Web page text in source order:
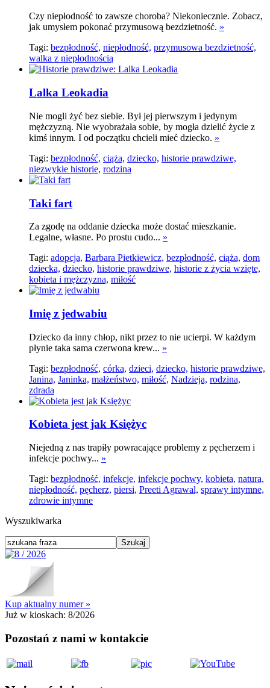
Czy niepłodność to zawsze choroba? Niekoniecznie. Zobacz,
jak umysłem pokonać przymusową bezdzietność. »
Tagi: bezpłodność, niepłodność, przymusowa bezdzietność,
walka z niepłodnością
Lalka Leokadia
Nie mogli żyć bez siebie. Był jej pierwszym i jedynym
mężczyzną. Nie wyobrażała sobie, by mogła dzielić życie z
kimś innym. I od początku chcieli mieć dziecko. »
Tagi: bezpłodność, ciąża, dziecko, historie prawdziwe,
niezwykłe historie, rodzina
Taki fart
Za zgodę na oddanie dziecka może dostać mieszkanie.
Legalne, własne. Po prostu cudo... »
Tagi: adopcja, Barbara Pietkiewicz, bezpłodność, ciąża, dom
dziecka, dziecko, historie prawdziwe, historie z życia wzięte,
kobieta i mężczyzna, miłość
Imię z jedwabiu
Dziecko da inny chłop, nikt przez to nie ucierpi. W każdym
płynie taka sama czerwona krew... »
Tagi: bezpłodność, córka, dzieci, dziecko, historie prawdziwe,
Janina, Janinka, małżeństwo, miłość, Nadzieja, rodzina,
zdrada
Kobieta jest jak Księżyc
Niejedną z nas trapiły powracające problemy z pęcherzem i
infekcje pochwy... »
Tagi: bezpłodność, infekcje, infekcje pochwy, kobieta, natura,
niepłodność, pęcherz, piersi, Preeti Agrawal, sprawy intymne,
zdrowie intymne
Wyszukiwarka
Kup aktualny numer »
Już w kioskach: 8/2026
Pozostań z nami w kontakcie